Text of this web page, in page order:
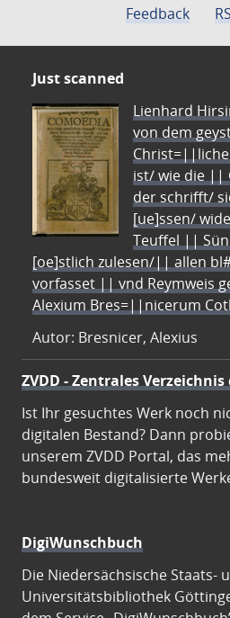
Feedback
Just scanned
Lienhard
von dem
ist/ wie die ||
der schrifft/
[ue]ssen/
Teuffel ||
[oe]stlich zulesen/|| allen
vorfasset || vnd Reymweis
Alexium Bres=||nicerum
Autor: Bresnicer, Alexius
ZVDD - Zentrales
Ist Ihr gesuchtes Werk noch
digitalen Bestand? Dann
unserem ZVDD Portal, das
bundesweit digitalisierte
DigiWunschbuch
Die Niedersächsische Staats-
Universitätsbibliothek